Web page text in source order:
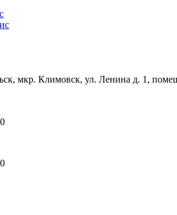
мкр. Климовск, ул. Ленина д. 1,